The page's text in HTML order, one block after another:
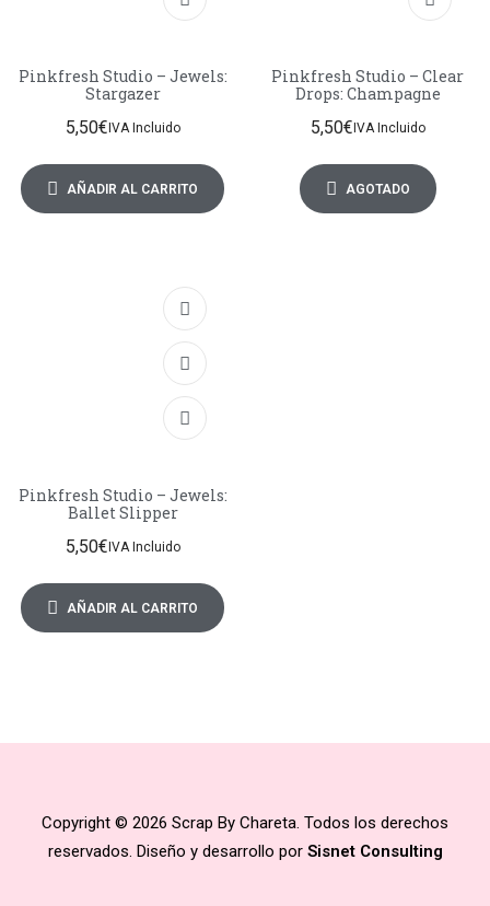
Pinkfresh Studio – Jewels:
Stargazer
5,50€IVA Incluido
AÑADIR AL CARRITO
Pinkfresh Studio – Clear
Drops: Champagne
5,50€IVA Incluido
AGOTADO
Pinkfresh Studio – Jewels:
Ballet Slipper
5,50€IVA Incluido
AÑADIR AL CARRITO
Copyright © 2026 Scrap By Chareta. Todos los derechos
reservados. Diseño y desarrollo por Sisnet Consulting